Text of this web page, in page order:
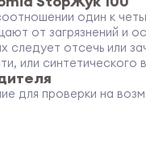
один к
от загрязнений и
следует отсечь или
или синтетического
для проверки на